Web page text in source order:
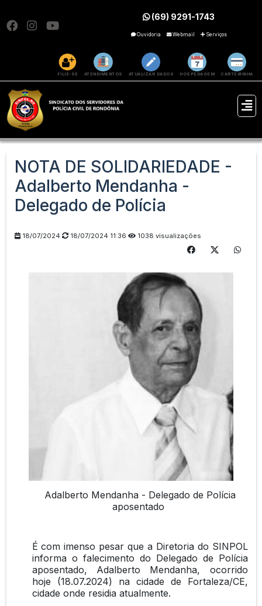
(69) 9291-1743
Ouvidoria Webmail Serviços
FILIE-SE ATENDIMENTOS ATUALIZAR DADOS HOSPEDAGEM CARTEIRINHA
NOTA DE SOLIDARIEDADE -
Adalberto Mendanha -
Delegado de Polícia
18/07/2024 18/07/2024 11:36 1038 visualizações
Adalberto Mendanha - Delegado de Polícia
aposentado
É com imenso pesar que a Diretoria do SINPOL
informa o falecimento do Delegado de Polícia
aposentado, Adalberto Mendanha, ocorrido
hoje (18.07.2024) na cidade de Fortaleza/CE,
cidade onde residia atualmente.